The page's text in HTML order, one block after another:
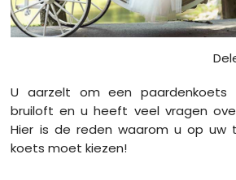
U aarzelt om een
bruiloft en u heeft veel vragen
Hier is de reden waarom u op uw
koets moet kiezen!